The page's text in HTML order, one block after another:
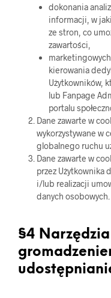
dokonania
informacji, w
ze stron, co
zawartości,
kierowania
Użytkowników,
lub Fanpage
portalu
Dane zawarte w
wykorzystywane w
globalnego ruchu
Dane zawarte w
przez Użytkownika
i/lub realizacji
danych osobowych.
§4